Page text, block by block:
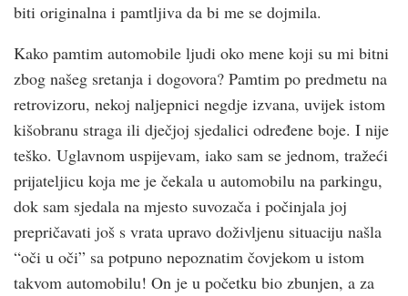
biti originalna i pamtljiva da bi me se dojmila.
Kako pamtim automobile ljudi oko mene koji su mi bitni
zbog našeg sretanja i dogovora? Pamtim po predmetu na
retrovizoru, nekoj naljepnici negdje izvana, uvijek istom
kišobranu straga ili dječjoj sjedalici određene boje. I nije
teško. Uglavnom uspijevam, iako sam se jednom, tražeći
prijateljicu koja me je čekala u automobilu na parkingu,
dok sam sjedala na mjesto suvozača i počinjala joj
prepričavati još s vrata upravo doživljenu situaciju našla
“oči u oči” sa potpuno nepoznatim čovjekom u istom
takvom automobilu! On je u početku bio zbunjen, a za